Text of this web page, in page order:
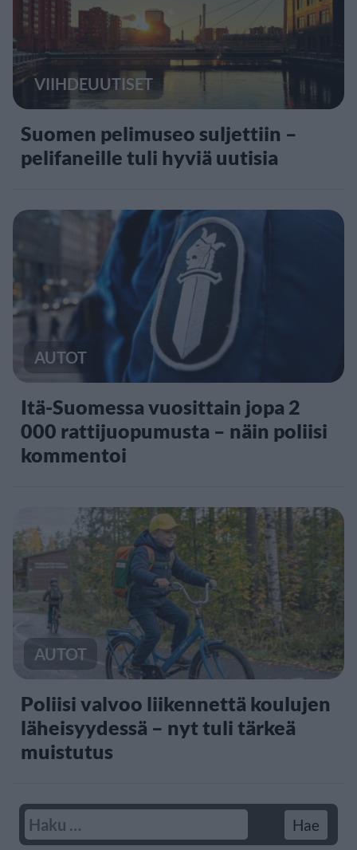
VIIHDEUUTISET
Suomen pelimuseo suljettiin –
pelifaneille tuli hyviä uutisia
AUTOT
Itä-Suomessa vuosittain jopa 2
000 rattijuopumusta – näin poliisi
kommentoi
AUTOT
Poliisi valvoo liikennettä koulujen
läheisyydessä – nyt tuli tärkeä
muistutus